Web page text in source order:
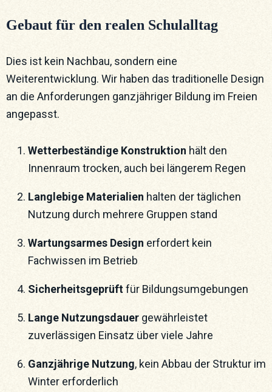
Gebaut für den realen Schulalltag
Dies ist kein Nachbau, sondern eine
Weiterentwicklung. Wir haben das traditionelle Design
an die Anforderungen ganzjähriger Bildung im Freien
angepasst.
Wetterbeständige Konstruktion hält den
Innenraum trocken, auch bei längerem Regen
Langlebige Materialien halten der täglichen
Nutzung durch mehrere Gruppen stand
Wartungsarmes Design erfordert kein
Fachwissen im Betrieb
Sicherheitsgeprüftfür Bildungsumgebungen
Lange Nutzungsdauer gewährleistet
zuverlässigen Einsatz über viele Jahre
Ganzjährige Nutzung, kein Abbau der Struktur im
Winter erforderlich